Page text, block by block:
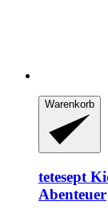
Warenkorb
tetesept
Abenteuer